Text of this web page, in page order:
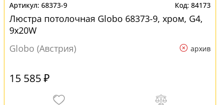
68373-9 84173
Люстра потолочная Globo 68373-9, хром, G4,
9x20W
Globo (Австрия)
архив
15 585 ₽